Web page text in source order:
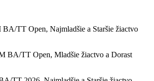
TT Open, Najmladšie a Staršie žiactvo
BA/TT Open, Mladšie žiactvo a Dorast